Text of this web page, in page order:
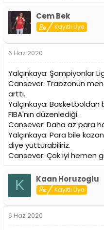
Cem Bek
Kayıtlı Üye
6 Haz 2020
Yalçınkaya: Şampiyonlar
Cansever: Trabzonun
arttı.
Yalçınkaya:
FIBA'nın düzenlediği.
Cansever: Daha az para
Yalçınkaya: Para bile
diye yutturabiliriz.
Cansever: Çok iyi hemen
K Kaan Horuzoglu
Kayıtlı Üye
6 Haz 2020